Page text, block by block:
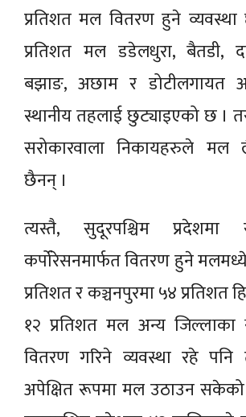
प्रतिशत मल वितरण हुने
प्रतिशत मल डडेलधुरा, बैतडी,
बझाङ, अछाम र डोटीलगायत
स्थानीय तहलाई छुट्याइएको छ ।
सरोकारवाला निकायहरुले
छैनन् ।
त्यस्तै, सुदूरपश्चिम प्रदेशमा
कर्पोरेसनमार्फत वितरण हुने
प्रतिशत र कञ्चनपुरमा ५४ प्रतिशत
१२ प्रतिशत मल अन्य जिल्लाका
वितरण गरिने व्यवस्था रहे पनि
अपेक्षित रूपमा मल उठाउन